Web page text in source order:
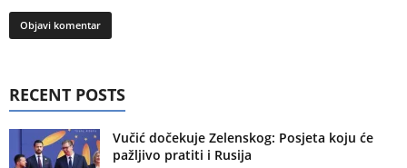
RECENT POSTS
Vučić dočekuje Zelenskog: Posjeta koju će
pažljivo pratiti i Rusija